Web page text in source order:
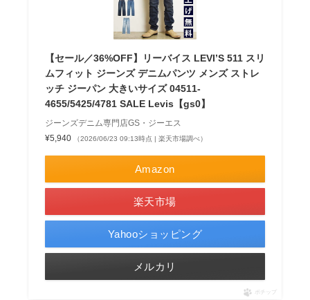
【セール／36%OFF】リーバイス LEVI’S 511 スリ
ムフィット ジーンズ デニムパンツ メンズ ストレ
ッチ ジーパン 大きいサイズ 04511-
4655/5425/4781 SALE Levis【gs0】
ジーンズデニム専門店GS・ジーエス
¥5,940
（2026/06/23 09:13時点 | 楽天市場調べ）
Amazon
楽天市場
Yahooショッピング
メルカリ
ポチップ